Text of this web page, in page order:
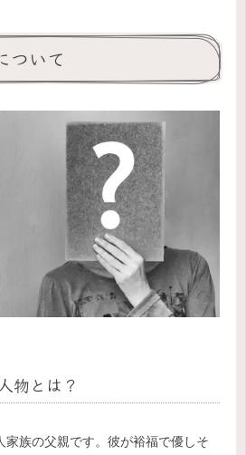
ついて
物とは？
家族の父親です。彼が裕福で優しそ